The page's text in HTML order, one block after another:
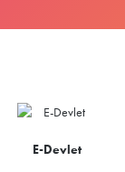
E-Devlet